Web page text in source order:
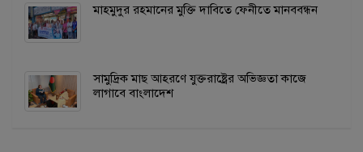
মাহমুদুর রহমানের মুক্তি দাবিতে ফেনীতে মানববন্ধন
সামুদ্রিক মাছ আহরণে যুক্তরাষ্ট্রের অভিজ্ঞতা কাজে
লাগাবে বাংলাদেশ